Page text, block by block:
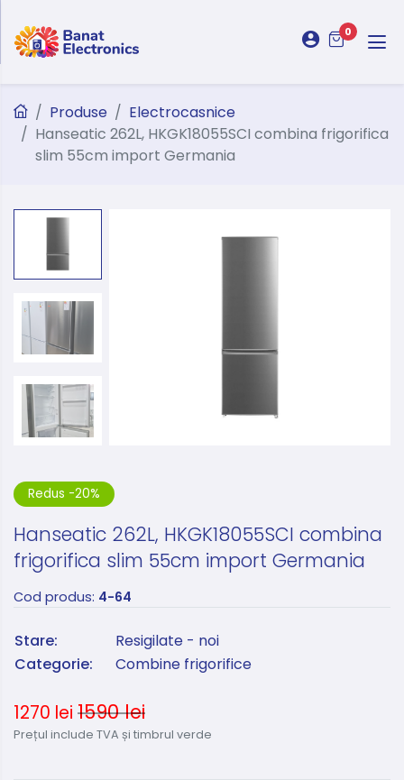
0
Produse
Electrocasnice
Hanseatic 262L, HKGK18055SCI combina frigorifica
slim 55cm import Germania
Redus -20%
Hanseatic 262L, HKGK18055SCI combina
frigorifica slim 55cm import Germania
Cod produs: 4-64
Stare:
Resigilate - noi
Categorie:
Combine frigorifice
1270 lei 1590 lei
Prețul include TVA și timbrul verde